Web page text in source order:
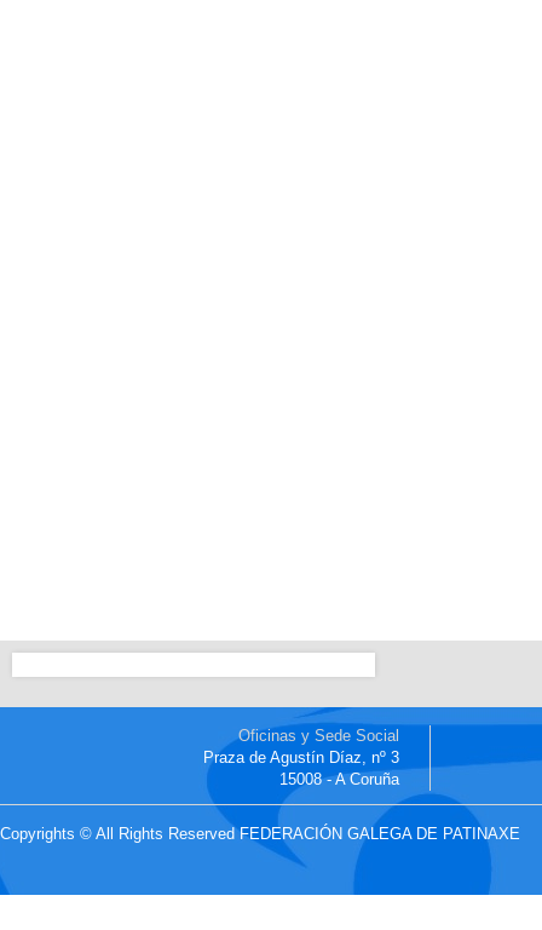
Oficinas y Sede Social
Praza de Agustín Díaz, nº 3
15008 - A Coruña
Copyrights © All Rights Reserved FEDERACIÓN GALEGA DE PATINAXE